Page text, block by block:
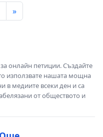
»
онлайн петиции. Създайте
използвате нашата мощна
в медиите всеки ден и са
от обществото и